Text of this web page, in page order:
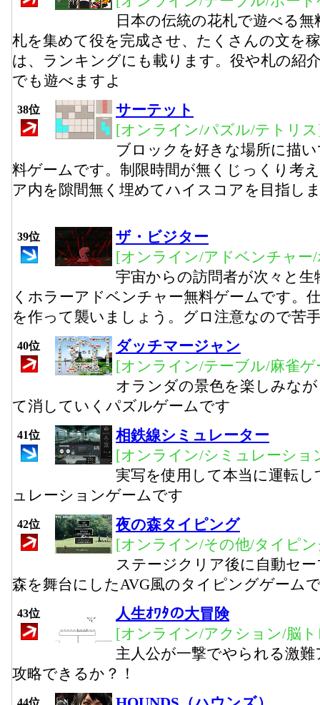
日本の伝統の花札で遊べる
札を集めて役を完成させ、たくさんの文を
は、ランキングにも載ります。役や札の紹
でも遊べますよ
38位
サーテット
[オンライン/パズル/テトリ
ブロックを好きな場所に描
料ゲームです。制限時間が無くじっくり考
ア内を隙間無く埋めてハイスコアを目指し
39位
ザ・ビジター
[オンライン/アドベンチャー
宇宙からの訪問者が次々と
くホラーアドベンチャー無料ゲームです。
を作って襲いましょう。グロ注意なので苦
40位
ダッチマージャン
[オンライン/テーブル/麻雀ゲ
オランダの景色を楽しみな
て消していくパズルゲームです
41位
相鉄線シミュレーター
[オンライン/シミュレーショ
実写を使用して本当に運転
ュレーションゲームです
42位
夜の森タイピング
[オンライン/その他/タイピ
ステージクリア後に自動セ
森を舞台にしたAVG風のタイピングゲーム
43位
人生ｵﾜﾀの大冒険
[オンライン/アクション/脳
主人公が一撃でやられる激
攻略できるか？！
44位